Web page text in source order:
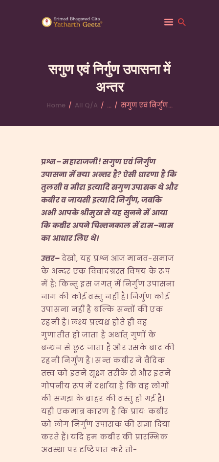
सगुण एवं निर्गुण उपासना में
अन्तर
Home All Q/A ... सगुण एवं निर्गुण...
ABOUT YATHARTH
प्रश्न–महाराजजी!सगुण एवं निर्गुण
उपासना में क्या अन्तर है?ऐसी धारणा है कि
तुलसी व मीरा इत्यादि सगुण उपासक थे और
कबीर व जायसी इत्यादि निर्गुण,जबकि
अभी आपके श्रीमुख से यह सुनने में आया
कि कबीर अपने चिन्तनकाल में राम–नाम
का आधार लिए थे।
उत्तर–देखो, यह प्रश्न आज मानव-समाज
के अन्दर एक विवादग्रस्त विषय के रूप
में है; किन्तु इस जगत् में निर्गुण उपासना
नाम की कोई वस्तु नहीं है। निर्गुण कोई
उपासना नहीं है बल्कि सन्तों की एक
रहनी है। लक्ष्य प्रत्यक्ष होते ही वह
गुणातीत हो जाता है अर्थात् गुणों के
बन्धन से छूट जाता है और उसके बाद की
रहनी निर्गुण है। सन्त कबीर ने वैदिक
तत्त्व को इतने सूक्ष्म तरीके से और इतने
गोपनीय रूप में दर्शाया है कि वह लोगों
की समझ के बाहर की वस्तु हो गई है।
यही एकमात्र कारण है कि प्रायः कबीर
को लोग निर्गुण उपासक की संज्ञा दिया
करते हैं। यदि हम कबीर की प्रारम्भिक
अवस्था पर दृष्टिपात करें तो-